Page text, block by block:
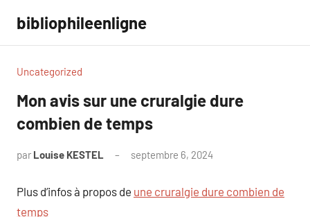
contenu
bibliophileenligne
Uncategorized
Mon avis sur une cruralgie dure
combien de temps
par Louise KESTEL septembre 6, 2024
Plus d’infos à propos de une cruralgie dure combien de
temps